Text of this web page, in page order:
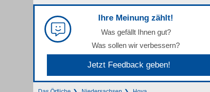
Ihre Meinung zählt!
Was gefällt Ihnen gut?
Was sollen wir verbessern?
Jetzt Feedback geben!